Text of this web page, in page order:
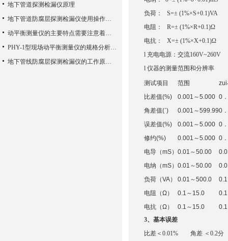
负荷：
S=± (1%×S+0.1)VA
电阻：
R=± (1%×R+0.1)Ω
电抗：
X=± (1%×X+0.1)Ω
l 充电电源：交流160V~260V
l 仪器的测量范围和分辨率
测试项目 范围
zui
比差值(%)
0.001～5.000 0
角差值(ˊ)
0.001～599.990
误差值(%)
0.001～5.000 0
修约(%)
0.001～5.000 0
电导（mS） 0.01～50.00
电纳（mS） 0.01～50.00
负荷（VA）
0.01～500.0
0.1
电阻（Ω）
0.1～15.0
0.1
电抗（Ω）
0.1～15.0
0.1
3、基本误差
比差＜ 0.01% 角差 ＜0.2分
地下管道探测检漏仪原理
地下管道防腐层探测检漏仪使用操作需要注意的事项阐述
动平衡测量仪的主要特点需要注意着些什么呢
PHY-1型现场动平衡测量仪的规格分析报告
地下管线防腐层探测检漏仪的工作原理解析